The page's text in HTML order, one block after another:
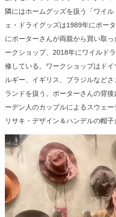
隣にはホームグッズを扱う「ワイ
ェ・ドライグッズは1989年にポー
にポーターさんが両親から買い取
ークショップ、2018年にワイルド
修している。ワークショップはド
ルギー、イギリス、ブラジルなど
ランドを扱う。ポーターさんの背
ーデン人のカップルによるスウェ
リサキ・デザイン＆ハンデルの帽子